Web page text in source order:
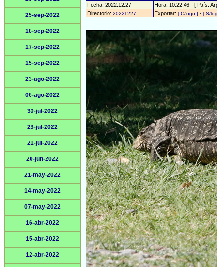
25-sep-2022
18-sep-2022
17-sep-2022
15-sep-2022
23-ago-2022
06-ago-2022
30-jul-2022
23-jul-2022
21-jul-2022
20-jun-2022
21-may-2022
14-may-2022
07-may-2022
16-abr-2022
15-abr-2022
12-abr-2022
Fecha: 2022:12:27
Hora: 10:22:46 - [ País:
Directorio: 20221227 Exportar: [ C/logo ] - [ S/